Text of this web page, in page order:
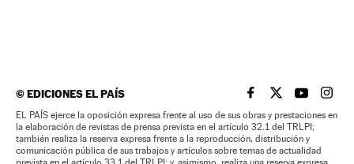
©EDICIONES EL PAÍS EL PAÍS BRASIL EN
EL PAÍSEL PAÍS
EL
EL PAÍS ejerce la oposición expresa frente al uso de sus obras y prestaciones en
la elaboración de revistas de prensa prevista en el artículo 32.1 del TRLPI;
también realiza la reserva expresa frente a la reproducción, distribución y
comunicación pública de sus trabajos y artículos sobre temas de actualidad